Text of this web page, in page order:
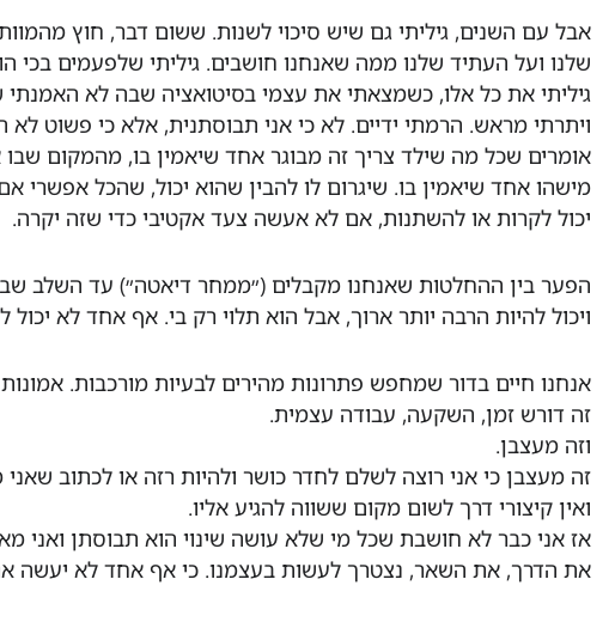
אבל עם השנים, גיליתי גם שיש סיכוי לשנות. ששום דבר, חוץ
שלנו ועל העתיד שלנו ממה שאנחנו חושבים. גיליתי שלפעמים בכי
גיליתי את כל אלו, כשמצאתי את עצמי בסיטואציה שבה לא האמנתי
ויתרתי מראש. הרמתי ידיים. לא כי אני תבוסתנית, אלא כי פשוט
אומרים שכל מה שילד צריך זה מבוגר אחד שיאמין בו, מהמקום
מישהו אחד שיאמין בו. שיגרום לו להבין שהוא יכול, שהכל
יכול לקרות או להשתנות, אם לא אעשה צעד אקטיבי כדי שזה יקרה.
הפער בין ההחלטות שאנחנו מקבלים (״ממחר דיאטה״) עד השלב
ויכול להיות הרבה יותר ארוך, אבל הוא תלוי רק בי. אף אחד לא
אנחנו חיים בדור שמחפש פתרונות מהירים לבעיות מורכבות.
זה דורש זמן, השקעה, עבודה עצמית.
וזה מעצבן.
זה מעצבן כי אני רוצה לשלם לחדר כושר ולהיות רזה או לכתוב
ואין קיצורי דרך לשום מקום ששווה להגיע אליו.
אז אני כבר לא חושבת שכל מי שלא עושה שינוי הוא תבוסתן ואני
את הדרך, את השאר, נצטרך לעשות בעצמנו. כי אף אחד לא יעשה את